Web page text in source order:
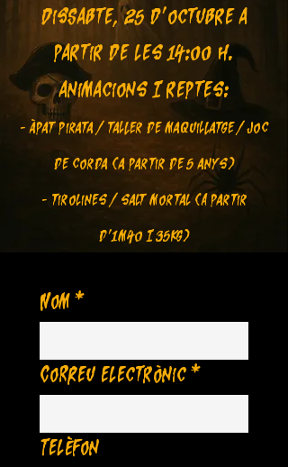
Dissabte, 25 d'octubre a
partir de les 14:00 h.
animacions i reptes:
- àpat pirata / taller de maquillatge / joc
de corda (a partir de 5 anys)
- tirolines / salt mortal (A partir
d'1m40 i 35kg)
Nom*
Correu electrònic*
Telèfon